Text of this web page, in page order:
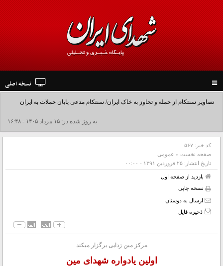
navigation
نسخه اصلی
تصاویر سنتکام از حمله و تجاوز به خاک ایران/ سنتکام مدعی پایان حملات به ایران
شد+فیلم به روز شده در: ۱۵ مرداد ۱۴۰۵ - ۱۶:۴۸
کد خبر: ۵۶۷
صفحه نخست » عمومی
تاریخ انتشار: ۲۵ فروردين ۱۳۹۱ - ۰۰:۰۰
بازدید از صفحه اول
نسخه چاپی
ارسال به دوستان
ذخیره فایل
مرکز مین زدایی برگزار میکند
اولین یادواره شهدای مین